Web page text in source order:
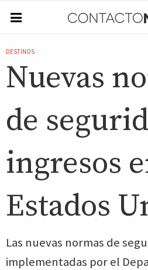
DESTINOS
Nuevas
de
ingresos
Estados
Las nuevas normas de
implementadas por el